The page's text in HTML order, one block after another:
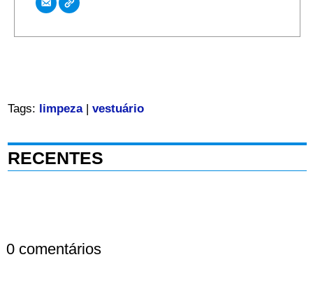
Tags: limpeza| vestuário
RECENTES
0 comentários